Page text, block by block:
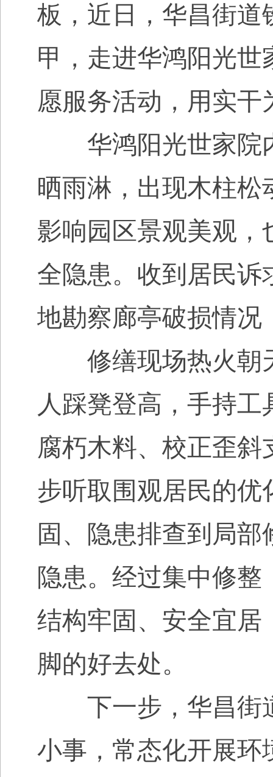
板，近日，华昌街道
甲，走进华鸿阳光
愿服务活动，用实
华鸿阳光世家院
晒雨淋，出现木柱
影响园区景观美观，
全隐患。收到居民诉
地勘察廊亭破损情况
修缮现场热火朝
人踩凳登高，手持
腐朽木料、校正歪
步听取围观居民的优
固、隐患排查到局
隐患。经过集中修
结构牢固、安全宜居
脚的好去处。
下一步，华昌街
小事，常态化开展环